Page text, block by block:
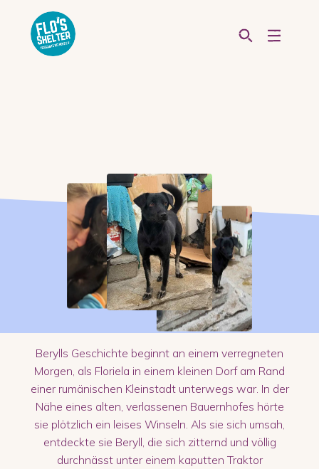
Berylls Geschichte beginnt an einem verregneten
Morgen, als Floriela in einem kleinen Dorf am Rand
einer rumänischen Kleinstadt unterwegs war. In der
Nähe eines alten, verlassenen Bauernhofes hörte
sie plötzlich ein leises Winseln. Als sie sich umsah,
entdeckte sie Beryll, die sich zitternd und völlig
durchnässt unter einem kaputten Traktor